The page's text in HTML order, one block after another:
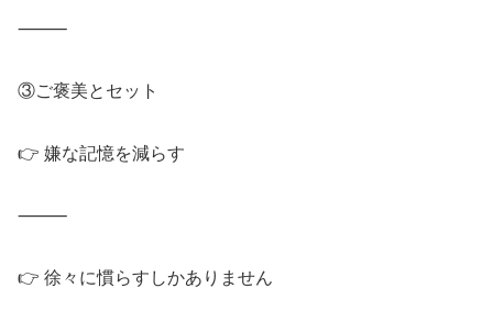
⸻
③ご褒美とセット
👉 嫌な記憶を減らす
⸻
👉 徐々に慣らすしかありません